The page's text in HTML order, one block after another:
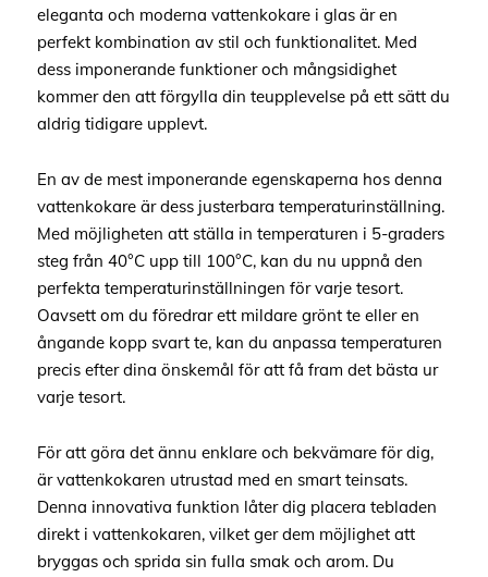
eleganta och moderna vattenkokare i glas är en
perfekt kombination av stil och funktionalitet. Med
dess imponerande funktioner och mångsidighet
kommer den att förgylla din teupplevelse på ett sätt du
aldrig tidigare upplevt.
En av de mest imponerande egenskaperna hos denna
vattenkokare är dess justerbara temperaturinställning.
Med möjligheten att ställa in temperaturen i 5-graders
steg från 40°C upp till 100°C, kan du nu uppnå den
perfekta temperaturinställningen för varje tesort.
Oavsett om du föredrar ett mildare grönt te eller en
ångande kopp svart te, kan du anpassa temperaturen
precis efter dina önskemål för att få fram det bästa ur
varje tesort.
För att göra det ännu enklare och bekvämare för dig,
är vattenkokaren utrustad med en smart teinsats.
Denna innovativa funktion låter dig placera tebladen
direkt i vattenkokaren, vilket ger dem möjlighet att
bryggas och sprida sin fulla smak och arom. Du